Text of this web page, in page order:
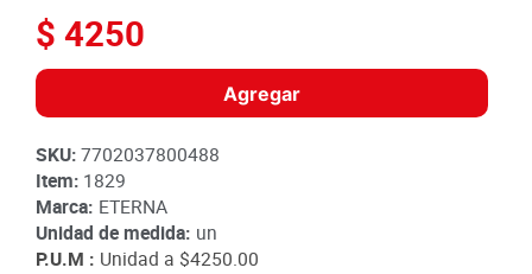
$ 4250
Agregar
SKU:7702037800488
Item: 1829
Marca: ETERNA
Unidad de medida: un
P.U.M : Unidad a $4250.00